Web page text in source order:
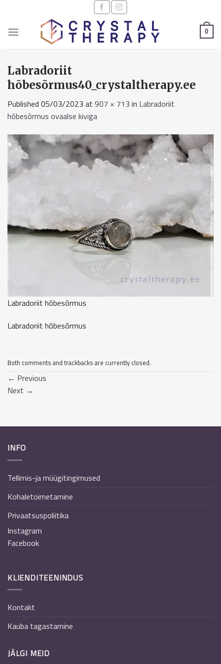
content
0
Labradoriit
hõbesõrmus40_crystaltherapy.ee
Published 05/03/2023 at 907 × 713 in Labradoriit
hõbesõrmus ovaalse kiviga
Labradoriit hõbesõrmus
Labradoriit hõbesõrmus
Both comments and trackbacks are currently closed.
← Previous
Next →
INFO
Tellimis-ja müügitingimused
Kohaletoimetamine
Privaatsuspoliitika
Instagram
Facebook
KLIENDITEENINDUS
Kontakt
Kauba tagastamine
JÄLGI MEID